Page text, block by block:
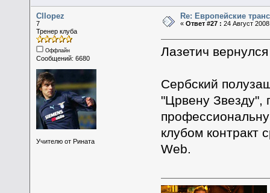
Cllopez
7
Тренер клуба
Оффлайн
Сообщений: 6680
Учителю от Рината
Re: Европейские
«Ответ #27 : 24 Август
Лазетич
Сербский
"Црвену Звезду",
клубом контракт
Web.